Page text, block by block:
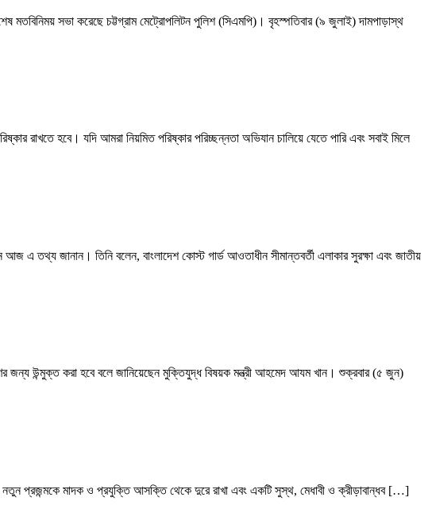
মতবিনিময় সভা করেছে চট্টগ্রাম মেট্রোপলিটন পুলিশ (সিএমপি)। বৃহস্পতিবার (৯ জুলাই) দামপাড়াস্থ
রাখতে হবে। যদি আমরা নিয়মিত পরিষ্কার পরিচ্ছন্নতা অভিযান চালিয়ে যেতে পারি এবং সবাই মিলে
আজ এ তথ্য জানান। তিনি বলেন, বাংলাদেশ কোস্ট গার্ড আওতাধীন সীমান্তবর্তী এলাকার সুরক্ষা এবং জাতীয়
জন্য উন্মুক্ত করা হবে বলে জানিয়েছেন মুক্তিযুদ্ধ বিষয়ক মন্ত্রী আহমেদ আযম খান। শুক্রবার (৫ জুন)
নতুন প্রজন্মকে মাদক ও প্রযুক্তি আসক্তি থেকে দুরে রাখা এবং একটি সুস্থ, মেধাবী ও ক্রীড়াবান্ধব […]